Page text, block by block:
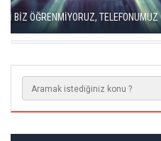
SINIRLAR, GARLAR VE TAŞ